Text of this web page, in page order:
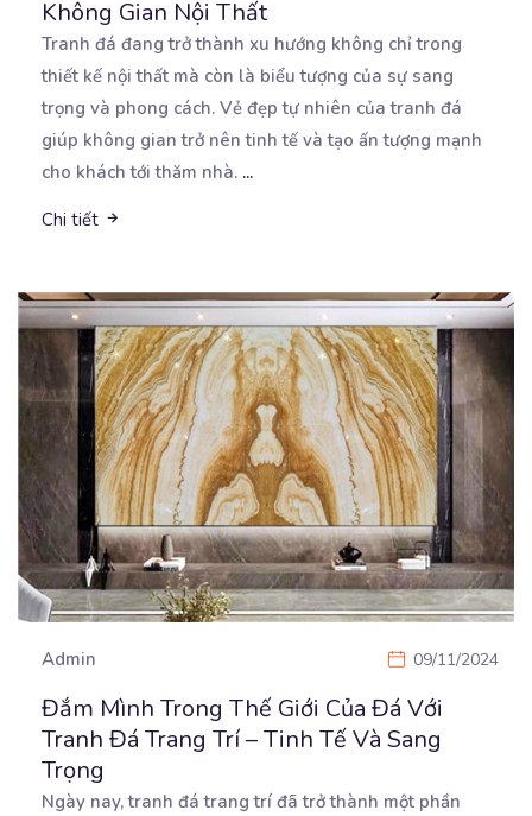
Không Gian Nội Thất
Tranh đá đang trở thành xu hướng không chỉ trong
thiết kế nội thất mà còn là biểu tượng của sự sang
trọng và phong cách. Vẻ đẹp tự nhiên của tranh đá
giúp không gian trở nên tinh tế và tạo ấn tượng mạnh
cho khách tới thăm nhà. ...
Chi tiết
Admin 09/11/2024
Đắm Mình Trong Thế Giới Của Đá Với
Tranh Đá Trang Trí – Tinh Tế Và Sang
Trọng
Ngày nay, tranh đá trang trí đã trở thành một phần